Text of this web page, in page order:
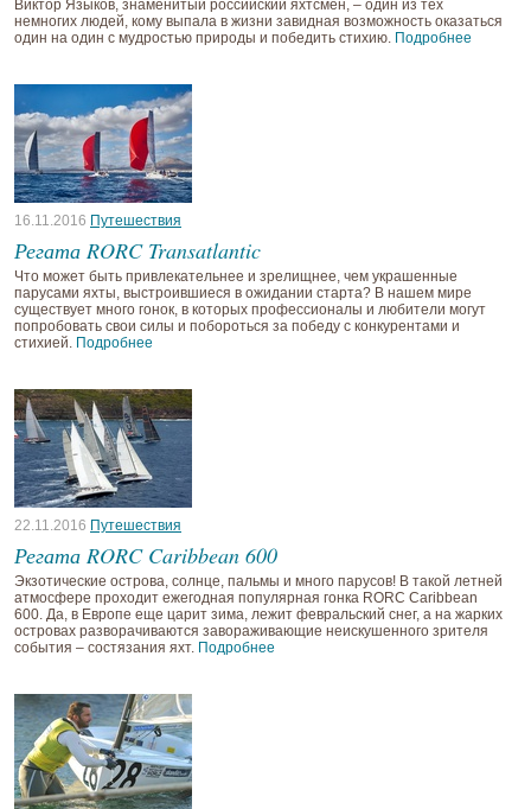
Виктор Языков, знаменитый российский яхтсмен, – один из тех
немногих людей, кому выпала в жизни завидная возможность оказаться
один на один с мудростью природы и победить стихию. Подробнее
16.11.2016 Путешествия
Регата RORC Transatlantic
Что может быть привлекательнее и зрелищнее, чем украшенные
парусами яхты, выстроившиеся в ожидании старта? В нашем мире
существует много гонок, в которых профессионалы и любители могут
попробовать свои силы и побороться за победу с конкурентами и
стихией. Подробнее
22.11.2016 Путешествия
Регата RORC Caribbean 600
Экзотические острова, солнце, пальмы и много парусов! В такой летней
атмосфере проходит ежегодная популярная гонка RORC Caribbean
600. Да, в Европе еще царит зима, лежит февральский снег, а на жарких
островах разворачиваются завораживающие неискушенного зрителя
события – состязания яхт. Подробнее